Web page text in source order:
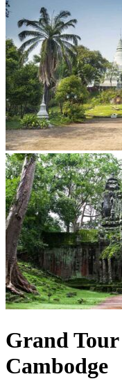
Grand
Cambodge